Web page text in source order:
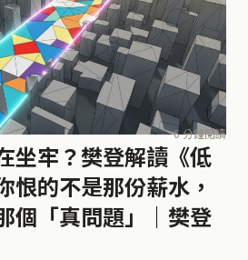
6 分鐘閱讀
坐牢？樊登解讀《低
恨的不是那份薪水，
個「真問題」｜樊登